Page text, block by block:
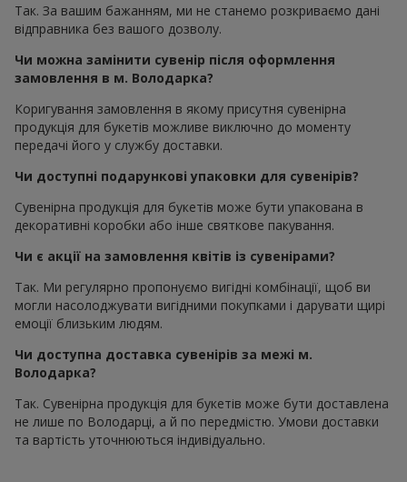
Так. За вашим бажанням, ми не станемо розкриваємо дані
відправника без вашого дозволу.
Чи можна замінити сувенір після оформлення
замовлення в м. Володарка?
Коригування замовлення в якому присутня сувенірна
продукція для букетів можливе виключно до моменту
передачі його у службу доставки.
Чи доступні подарункові упаковки для сувенірів?
Сувенірна продукція для букетів може бути упакована в
декоративні коробки або інше святкове пакування.
Чи є акції на замовлення квітів із сувенірами?
Так. Ми регулярно пропонуємо вигідні комбінації, щоб ви
могли насолоджувати вигідними покупками і дарувати щирі
емоції близьким людям.
Чи доступна доставка сувенірів за межі м.
Володарка?
Так. Сувенірна продукція для букетів може бути доставлена
не лише по Володарці, а й по передмістю. Умови доставки
та вартість уточнюються індивідуально.